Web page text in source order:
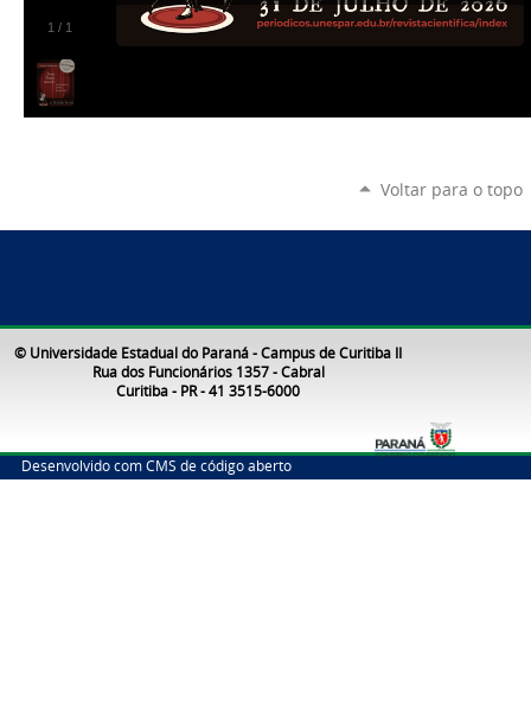
1 / 1
Voltar para o topo
© Universidade Estadual do Paraná - Campus de Curitiba II
Rua dos Funcionários 1357 - Cabral
Curitiba - PR - 41 3515-6000
Desenvolvido com CMS de código aberto